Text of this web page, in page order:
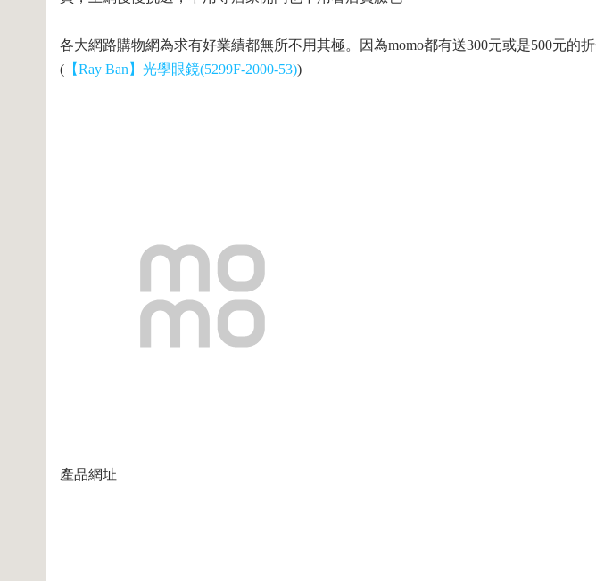
各大網路購物網為求有好業績都無所不用其極。因為momo都有送300元或是500元的
( 【Ray Ban】光學眼鏡(5299F-2000-53))
產品網址